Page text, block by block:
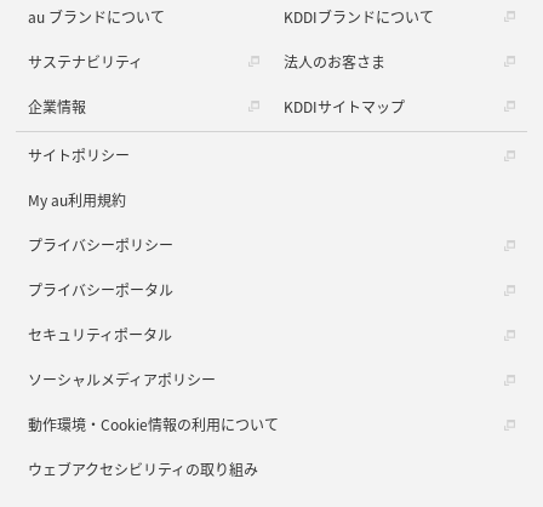
au ブランドについて KDDIブランドについて
サステナビリティ 法人のお客さま
企業情報 KDDIサイトマップ
サイトポリシー
My au利用規約
プライバシーポリシー
プライバシーポータル
セキュリティポータル
ソーシャルメディアポリシー
動作環境・Cookie情報の利用について
ウェブアクセシビリティの取り組み